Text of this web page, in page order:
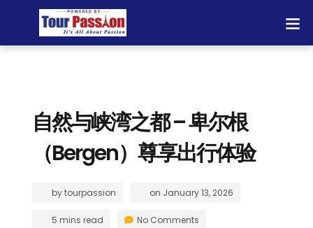
自然与峡湾之都 – 卑尔根
（Bergen）尊享出行体验
bytourpassion on January 13, 2026
5 mins read No Comments